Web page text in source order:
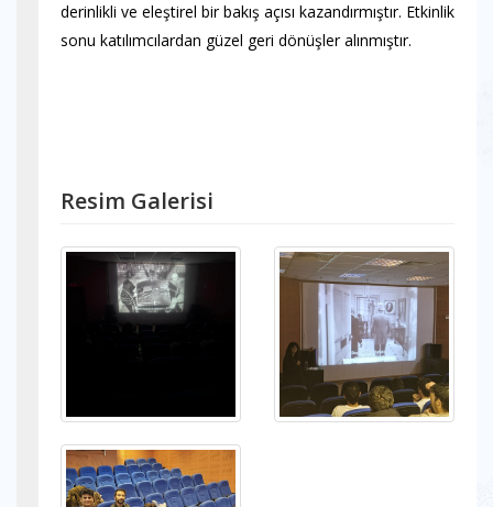
derinlikli ve eleştirel bir bakış açısı kazandırmıştır. Etkinlik
sonu katılımcılardan güzel geri dönüşler alınmıştır.
Resim Galerisi